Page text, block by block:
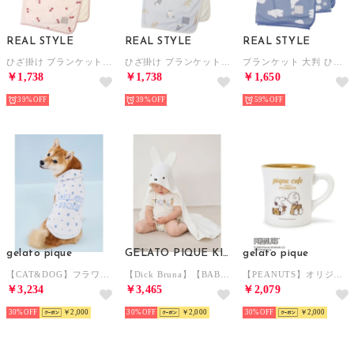
REAL STYLE
￥1,738
39%
REAL STYLE
￥1,738
39%
REAL STYLE
￥1,650
59%
gelato pique
￥3,234
30% ￥2,000
GELATO PIQUE KIDS & BABY
￥3,465
30% ￥2,000
gelato pique
￥2,079
30% ￥2,000